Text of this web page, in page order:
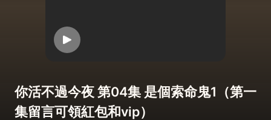
你活不過今夜 第04集 是個索命鬼1（第一
集留言可領紅包和vip）